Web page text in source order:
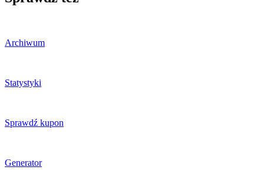
Archiwum
Statystyki
Sprawdź kupon
Generator